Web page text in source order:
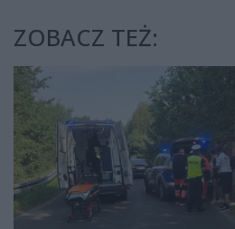
ZOBACZ TEŻ: